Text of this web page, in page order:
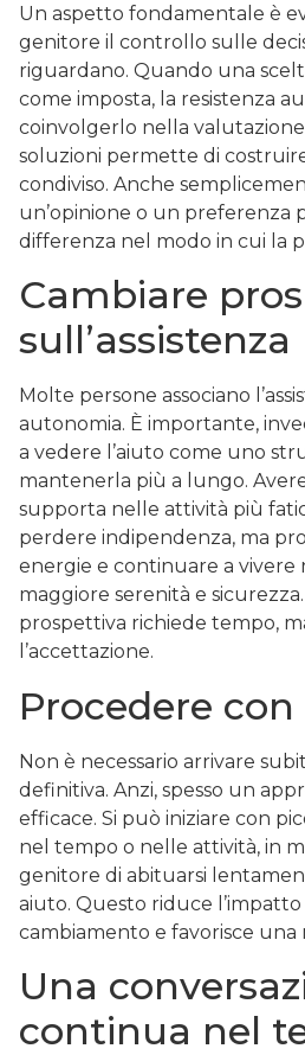
Un aspetto fondamentale è
genitore il controllo sulle
riguardano. Quando una
come imposta, la resistenza
coinvolgerlo nella
soluzioni permette di
condiviso. Anche
un’opinione o un preferenza
differenza nel modo in cui la
Cambiare
sull’assistenza
Molte persone associano
autonomia. È importante,
a vedere l’aiuto come uno
mantenerla più a lungo.
supporta nelle attività più
perdere indipendenza, ma
energie e continuare a vivere
maggiore serenità e
prospettiva richiede tempo,
l’accettazione.
Procedere
Non è necessario arrivare
definitiva. Anzi, spesso un
efficace. Si può iniziare con
nel tempo o nelle attività, in
genitore di abituarsi
aiuto. Questo riduce l’impatto
cambiamento e favorisce
Una
continua nel